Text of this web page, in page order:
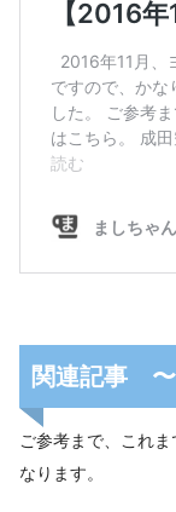
関連記事 〜
ご参考まで、これ
なります。